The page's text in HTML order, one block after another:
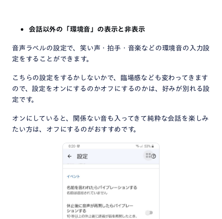
会話以外の「環境音」の表示と非表示
音声ラベルの設定で、笑い声・拍手・音楽などの環境音の入力設
定をすることができます。
こちらの設定をするかしないかで、臨場感なども変わってきます
ので、設定をオンにするのかオフにするのかは、好みが別れる設
定です。
オンにしていると、関係ない音も入ってきて純粋な会話を楽しみ
たい方は、オフにするのがおすすめです。